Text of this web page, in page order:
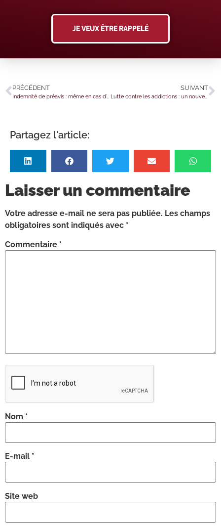
JE VEUX ÊTRE RAPPELÉ
PRÉCÉDENT
Indemnité de préavis : même en cas d’arrêt de travail ?
SUIVANT
Lutte contre les addictions : un nouvel engagement pour les entreprises !
Partagez l'article:
Laisser un commentaire
Votre adresse e-mail ne sera pas publiée. Les champs
obligatoires sont indiqués avec *
Commentaire *
Nom *
E-mail *
Site web